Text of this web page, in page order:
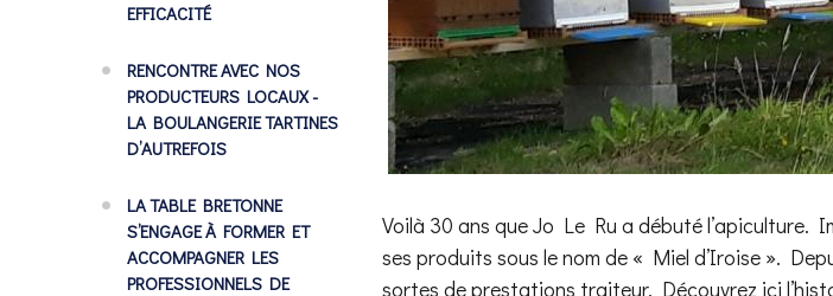
EFFICACITÉ
RENCONTRE AVEC NOS
PRODUCTEURS LOCAUX -
LA BOULANGERIE TARTINES
D’AUTREFOIS
LA TABLE BRETONNE
S’ENGAGE À FORMER ET
ACCOMPAGNER LES
PROFESSIONNELS DE
Voilà 30 ans que Jo Le Ru a débuté l’apiculture.
ses produits sous le nom de « Miel d’Iroise ».
sortes de prestations traiteur. Découvrez ici